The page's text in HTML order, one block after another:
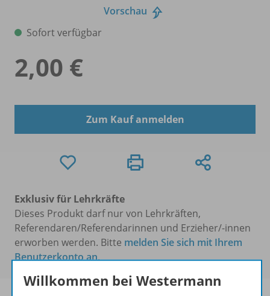
Vorschau
Sofort verfügbar
2,00 €
Zum Kauf anmelden
Exklusiv für Lehrkräfte
Dieses Produkt darf nur von Lehrkräften,
Referendaren/Referendarinnen und Erzieher/-innen
erworben werden. Bitte melden Sie sich mit Ihrem
Benutzerkonto an.
Willkommen bei Westermann